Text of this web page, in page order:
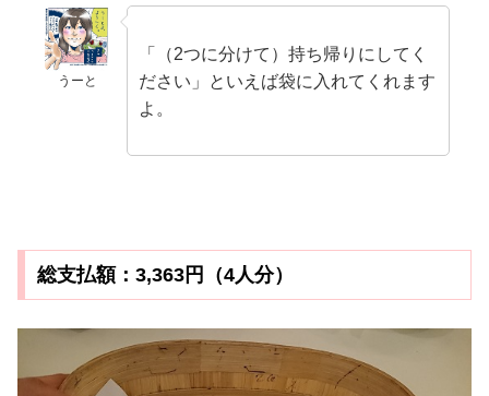
うーと
「（2つに分けて）持ち帰りにしてく
ださい」といえば袋に入れてくれます
よ。
総支払額：3,363円（4人分）